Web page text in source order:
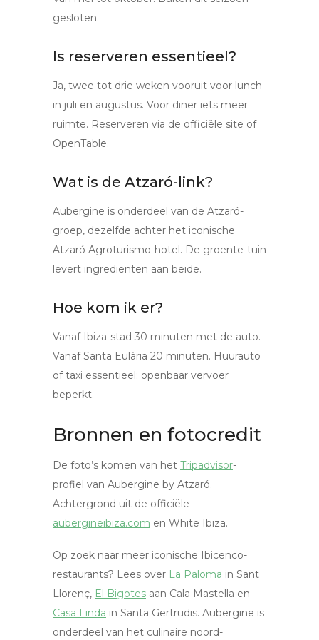
gesloten.
Is reserveren essentieel?
Ja, twee tot drie weken vooruit voor lunch
in juli en augustus. Voor diner iets meer
ruimte. Reserveren via de officiële site of
OpenTable.
Wat is de Atzaró-link?
Aubergine is onderdeel van de Atzaró-
groep, dezelfde achter het iconische
Atzaró Agroturismo-hotel. De groente-tuin
levert ingrediënten aan beide.
Hoe kom ik er?
Vanaf Ibiza-stad 30 minuten met de auto.
Vanaf Santa Eulària 20 minuten. Huurauto
of taxi essentieel; openbaar vervoer
beperkt.
Bronnen en fotocredit
De foto’s komen van het Tripadvisor-
profiel van Aubergine by Atzaró.
Achtergrond uit de officiële
aubergineibiza.com en White Ibiza.
Op zoek naar meer iconische Ibicenco-
restaurants? Lees over La Paloma in Sant
Llorenç, El Bigotes aan Cala Mastella en
Casa Linda in Santa Gertrudis. Aubergine is
onderdeel van het culinaire noord-